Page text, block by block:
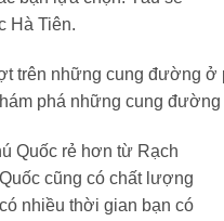
Hà Tiên.
phá những cung đường
Quốc rẻ hơn từ Rạch
cũng có chất lượng
nhiều thời gian bạn có